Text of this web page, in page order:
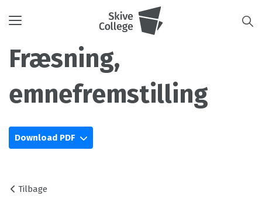
Toggle
Fræsning,
emnefremstilling
Download PDF
Tilbage